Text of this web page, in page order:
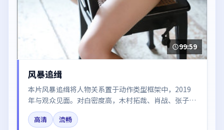
99:59
风暴追缉
本片风暴追缉将人物关系置于动作类型框架中，2019
年与观众见面。对白密度高，木村拓哉、肖战、张子
枫、王凯的台词节奏值得关注；整体气质偏美国都市与
冷色调摄影。
高清
流畅